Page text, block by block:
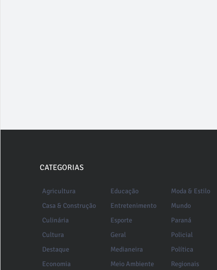
CATEGORIAS
Agricultura
Casa & Construção
Culinária
Cultura
Destaque
Economia
Educação
Entretenimento
Esporte
Geral
Medianeira
Meio Ambiente
Moda & Estilo
Mundo
Paraná
Policial
Política
Regionais